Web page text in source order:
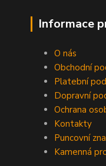
Informace
O nás
Obchodní
Platební
Dopravní
Ochrana
Kontakty
Puncovní
Kamenná